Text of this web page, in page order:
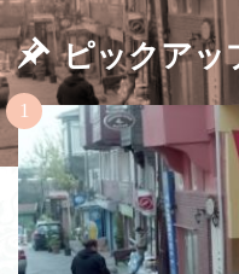
ピックアッ